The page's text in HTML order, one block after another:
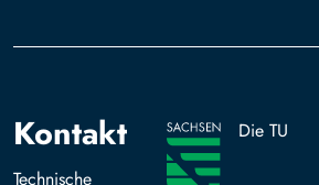
Kontakt
Technische
Die TU